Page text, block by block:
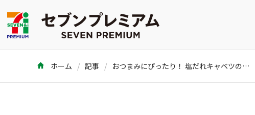
ホーム 記事 おつまみにぴったり！ 塩だれキャベツのレシピ